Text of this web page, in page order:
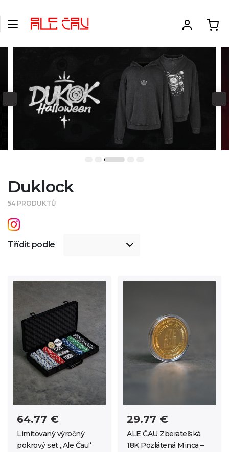
Duklock
54 PRODUKTŮ
Třídit podle
64.77 €
Limitovaný výročný
pokrový set „Ale Čau“
29.77 €
ALE ČAU Zberateľská
18K Pozlátená Minca –